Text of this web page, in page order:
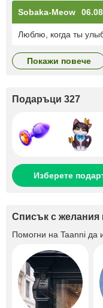
Sobaka-Meow
Люблю, когда ты
покажи повече
Подаръци 327
Изберете
Списък с желания
Помогни на Taanni да